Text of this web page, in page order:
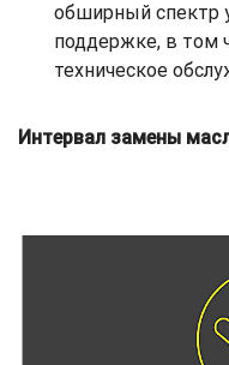
обширный спектр
поддержке, в том
техническое
Интервал замены